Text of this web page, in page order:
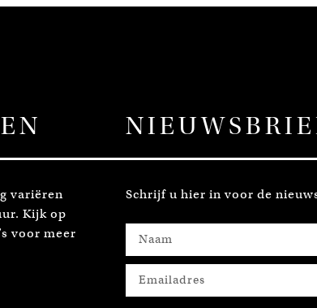
variëren
Kijk op
voor meer
Schrijf u hier in voor de